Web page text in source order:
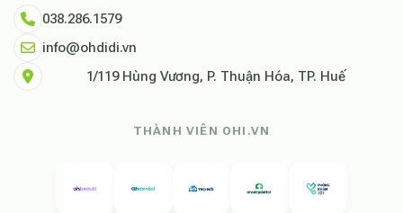
038.286.1579
info@ohdidi.vn
1/119 Hùng Vương, P. Thuận Hóa, TP. Huế
THÀNH VIÊN OHI.VN